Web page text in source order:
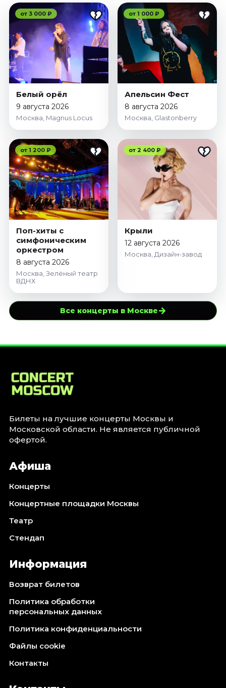
от 3 000 ₽
Белый орёл
9 августа 2026
Москва, Magnus Locus
от 1 000 ₽
Апельсин Фест
8 августа 2026
Москва, Glastonberry
от 1 200 ₽
Поп-хиты с
симфоническим
оркестром
8 августа 2026
Москва, Зелёный театр
ВДНХ
от 2 400 ₽
Крыли
12 августа 2026
Москва, Дизайн-завод
Все концерты в Москве→
Билеты на лучшие концерты Москвы и
Московской области. Не является публичной
офертой.
Афиша
Концерты
Концертные площадки Москвы
Театр
Стендап
Информация
Возврат билетов
Политика обработки
персональных данных
Политика конфиденциальности
Файлы cookie
Контакты